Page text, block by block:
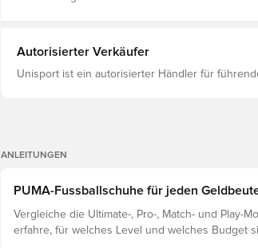
Autorisierter Verkäufer
Unisport ist ein autorisierter Händler für
ANLEITUNGEN
PUMA-Fussballschuhe für jeden
Vergleiche die Ultimate-, Pro-, Match- und Play-
erfahre, für welches Level und welches Budget